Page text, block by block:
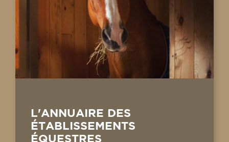
L'ANNUAIRE DES
ÉTABLISSEMENTS
ÉQUESTRES